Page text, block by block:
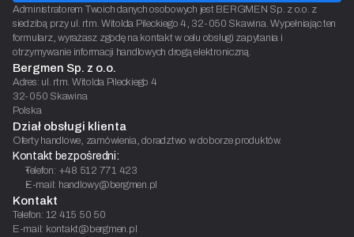
Administratorem Twoich danych osobowych jest BERGMEN Sp. z o.o. z
siedzibą przy ul. rtm. Witolda Pileckiego 4, 32-050 Skawina. Wypełniając ten
formularz, wyrażasz zgodę na kontakt w celu obsługi zapytania i
otrzymywanie informacji handlowych drogą elektroniczną.
Bergmen Sp. z o.o.
Adres: ul. rtm. Witolda Pileckiego 4
32-050 Skawina
Polska
Dział obsługi klienta
Oferty handlowe, zamówienia, doradztwo w doborze produktów.
Kontakt bezpośredni:
Telefon: +48 512 771 423
E-mail: handlowy@bergmen.pl
Kontakt
Telefon: 12 415 50 50
E-mail: kontakt@bergmen.pl